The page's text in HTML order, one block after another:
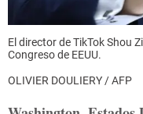
El director de TikTok Shou
Congreso de EEUU.
OLIVIER DOULIERY / AFP